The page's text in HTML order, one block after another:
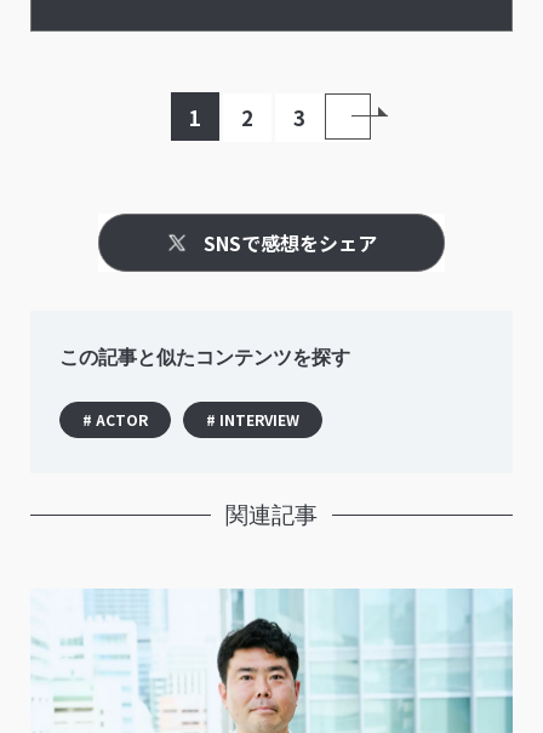
1 2 3
SNSで感想をシェア
この記事と似たコンテンツを探す
# ACTOR # INTERVIEW
関連記事